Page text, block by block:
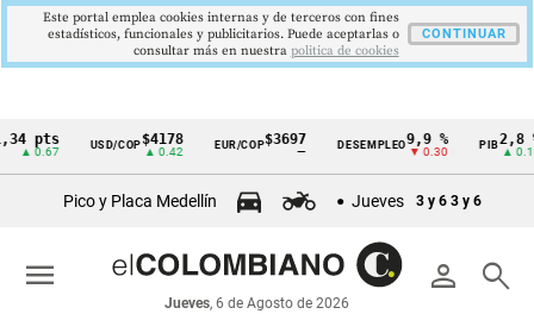
Cintillo
económicos
Colombia
USD/COP$4178
▲ 0.42
EUR/COP$3697
—
DESEMPLEO9,9 %
▼ 0.30
PIB 2,8 %
▲ 0.10
Pico y Placa Medellín Jueves 3 y 6 3 y 6
person search
Jueves, 6 de Agosto de 2026
menu
Este portal emplea cookies internas y de terceros con fines
estadísticos, funcionales y publicitarios. Puede aceptarlas o
consultar más en nuestra politica de cookies
CONTINUAR